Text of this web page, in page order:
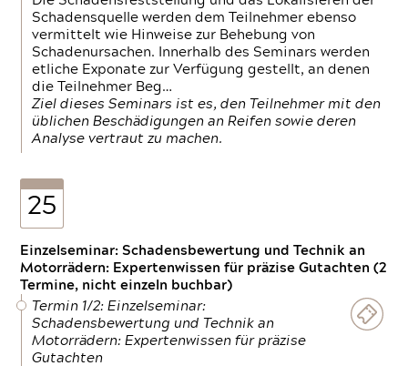
Schadensquelle werden dem Teilnehmer ebenso
vermittelt wie Hinweise zur Behebung von
Schadenursachen. Innerhalb des Seminars werden
etliche Exponate zur Verfügung gestellt, an denen
die Teilnehmer Beg…
Ziel dieses Seminars ist es, den Teilnehmer mit den
üblichen Beschädigungen an Reifen sowie deren
Analyse vertraut zu machen.
25
Einzelseminar: Schadensbewertung und Technik an
Motorrädern: Expertenwissen für präzise Gutachten (2
Termine, nicht einzeln buchbar)
Termin 1/2: Einzelseminar:
Schadensbewertung und Technik an
Motorrädern: Expertenwissen für präzise
Gutachten